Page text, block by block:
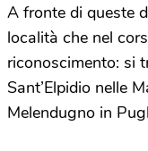
A fronte di queste
località che nel
riconoscimento: si
Sant’Elpidio nelle
Melendugno in